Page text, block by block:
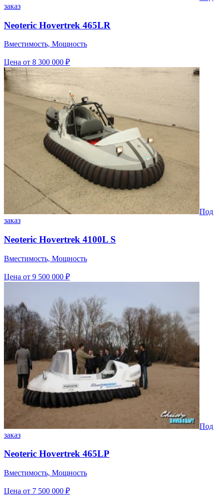
заказ
Neoteric Hovertrek 465LR
Вместимость, Мощность
Цена от 8 300 000 ₽
Под
заказ
Neoteric Hovertrek 4100L S
Вместимость, Мощность
Цена от 9 500 000 ₽
Под
заказ
Neoteric Hovertrek 465LP
Вместимость, Мощность
Цена от 7 500 000 ₽